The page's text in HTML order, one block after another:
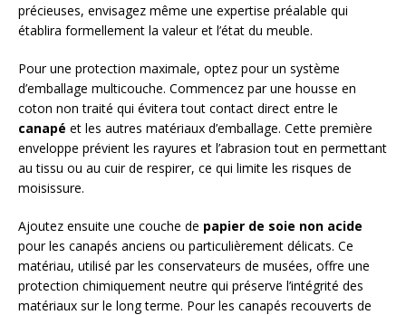
précieuses, envisagez même une expertise préalable qui
établira formellement la valeur et l’état du meuble.
Pour une protection maximale, optez pour un système
d’emballage multicouche. Commencez par une housse en
coton non traité qui évitera tout contact direct entre le
canapé et les autres matériaux d’emballage. Cette première
enveloppe prévient les rayures et l’abrasion tout en permettant
au tissu ou au cuir de respirer, ce qui limite les risques de
moisissure.
Ajoutez ensuite une couche de papier de soie non acide
pour les canapés anciens ou particulièrement délicats. Ce
matériau, utilisé par les conservateurs de musées, offre une
protection chimiquement neutre qui préserve l’intégrité des
matériaux sur le long terme. Pour les canapés recouverts de